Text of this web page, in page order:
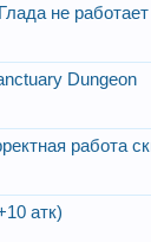
не работает
Dungeon
работа
атк)